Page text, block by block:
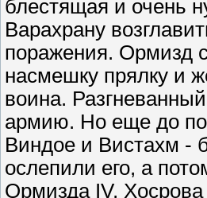
блестящая и очень
Варахрану
поражения. Ормизд
насмешку прялку и
воина.
армию. Но еще до
Виндое и Вистахм -
ослепили его, а
Ормизда IV,